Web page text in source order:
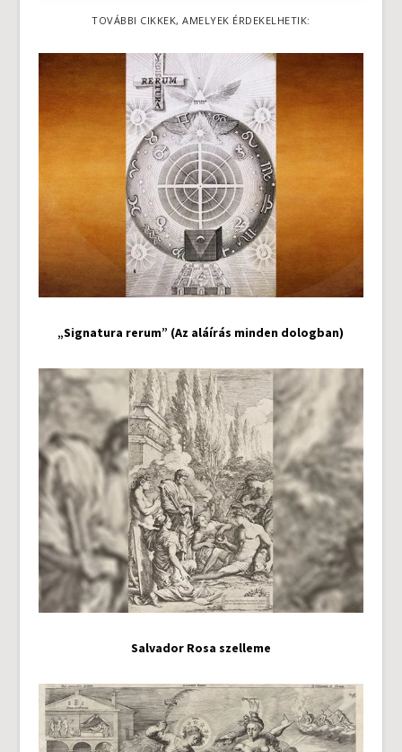
TOVÁBBI CIKKEK, AMELYEK ÉRDEKELHETIK:
„Signatura rerum” (Az aláírás minden dologban)
Salvador Rosa szelleme